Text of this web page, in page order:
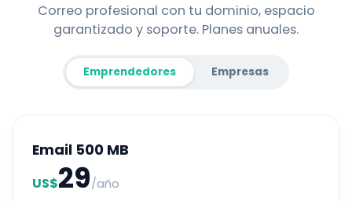
Correo profesional con tu dominio, espacio
garantizado y soporte. Planes anuales.
Emprendedores Empresas
Email 500 MB
US$29/año